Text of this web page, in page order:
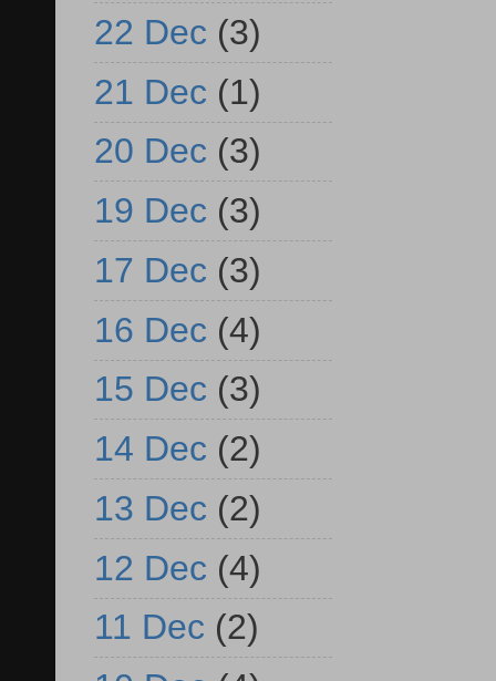
22 Dec (3)
21 Dec (1)
20 Dec (3)
19 Dec (3)
17 Dec (3)
16 Dec (4)
15 Dec (3)
14 Dec (2)
13 Dec (2)
12 Dec (4)
11 Dec (2)